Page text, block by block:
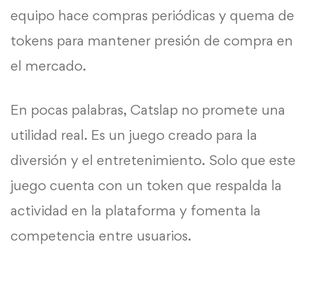
equipo hace compras periódicas y quema de
tokens para mantener presión de compra en
el mercado.
En pocas palabras, Catslap no promete una
utilidad real. Es un juego creado para la
diversión y el entretenimiento. Solo que este
juego cuenta con un token que respalda la
actividad en la plataforma y fomenta la
competencia entre usuarios.